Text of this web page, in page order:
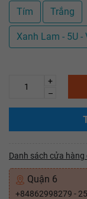
Tím Trắng
Xanh Lam - 5U
+
–
Danh sách cửa hàng
Quận 6
+84862998279 -